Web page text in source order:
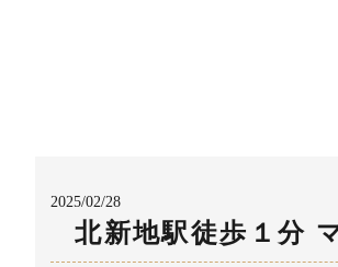
2025/02/28
北新地駅徒歩１分